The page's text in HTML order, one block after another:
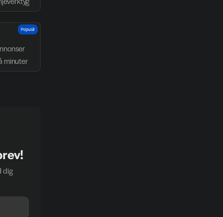
minuter
Populär
dig